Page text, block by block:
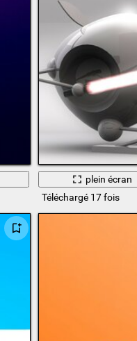
plein écran
Téléchargé 17 fois